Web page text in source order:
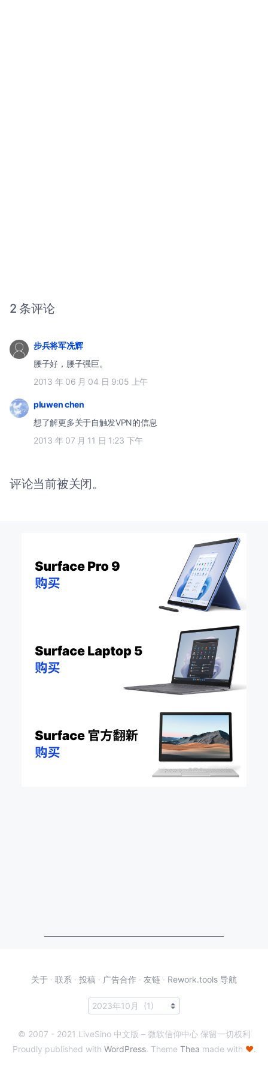
2 条评论
步兵将军冼辉
腰子好，腰子强巨。
2013 年 06 月 04 日 9:05 上午
pluwen chen
想了解更多关于自触发VPN的信息
2013 年 07 月 11 日 1:23 下午
评论当前被关闭。
关于 · 联系 · 投稿 · 广告合作 · 友链 · Rework.tools 导航
© 2007 - 2021 LiveSino 中文版 – 微软信仰中心 保留一切权利
Proudly published with WordPress. Theme Thea made with ♥.